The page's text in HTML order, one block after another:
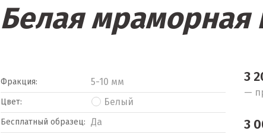
Белая мраморная
Фракция: 5-10 мм
Цвет: Белый
Бесплатный образец: Да
3
—
3